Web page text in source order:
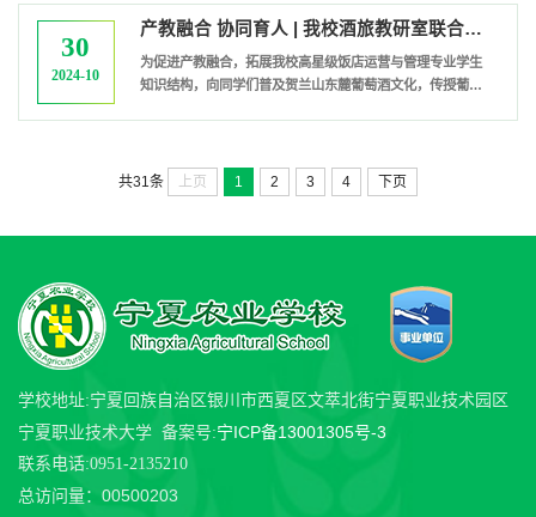
杞文化馆进行企业认知学习。在宁夏杞里香枸杞有限责任公
司，同学们近距离接触了“枸杞科技研发、基地种植、生产加
工、电商销售”四位一体的现代化新型企业，了解了公司的发
展历程和经营模式。在银川电商...
30
2024-10
产教融合 协同育人 | 我校酒旅教研室联合宁夏欣恒酒庄开展特色教学实践活动
为促进产教融合，拓展我校高星级饭店运营与管理专业学生
知识结构，向同学们普及贺兰山东麓葡萄酒文化，传授葡萄
溢”葡萄酒主题公开课。王老师首先向大家介绍了葡萄酒基础
知识、贺兰山东麓产区以及葡萄酒文旅产业概况，从贺兰山
共31条 上页 1 2 3 4 下页
学校地址:宁夏回族自治区银川市西夏区文萃北街宁夏职业技术园区
宁夏职业技术大学 备案号:宁ICP备13001305号-3
联系电话:0951-2135210
总访问量： 00500203